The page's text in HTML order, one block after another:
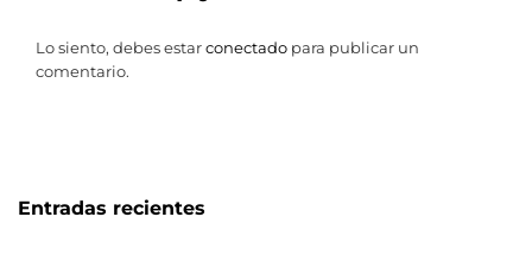
Lo siento, debes estar conectado para publicar un
comentario.
Entradas recientes